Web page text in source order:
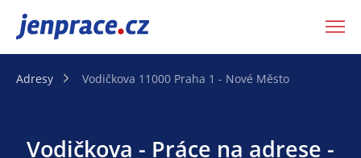
JenPráce.cz
Adresy Vodičkova 11000 Praha 1 - Nové Město
Vodičkova - Práce na adrese -